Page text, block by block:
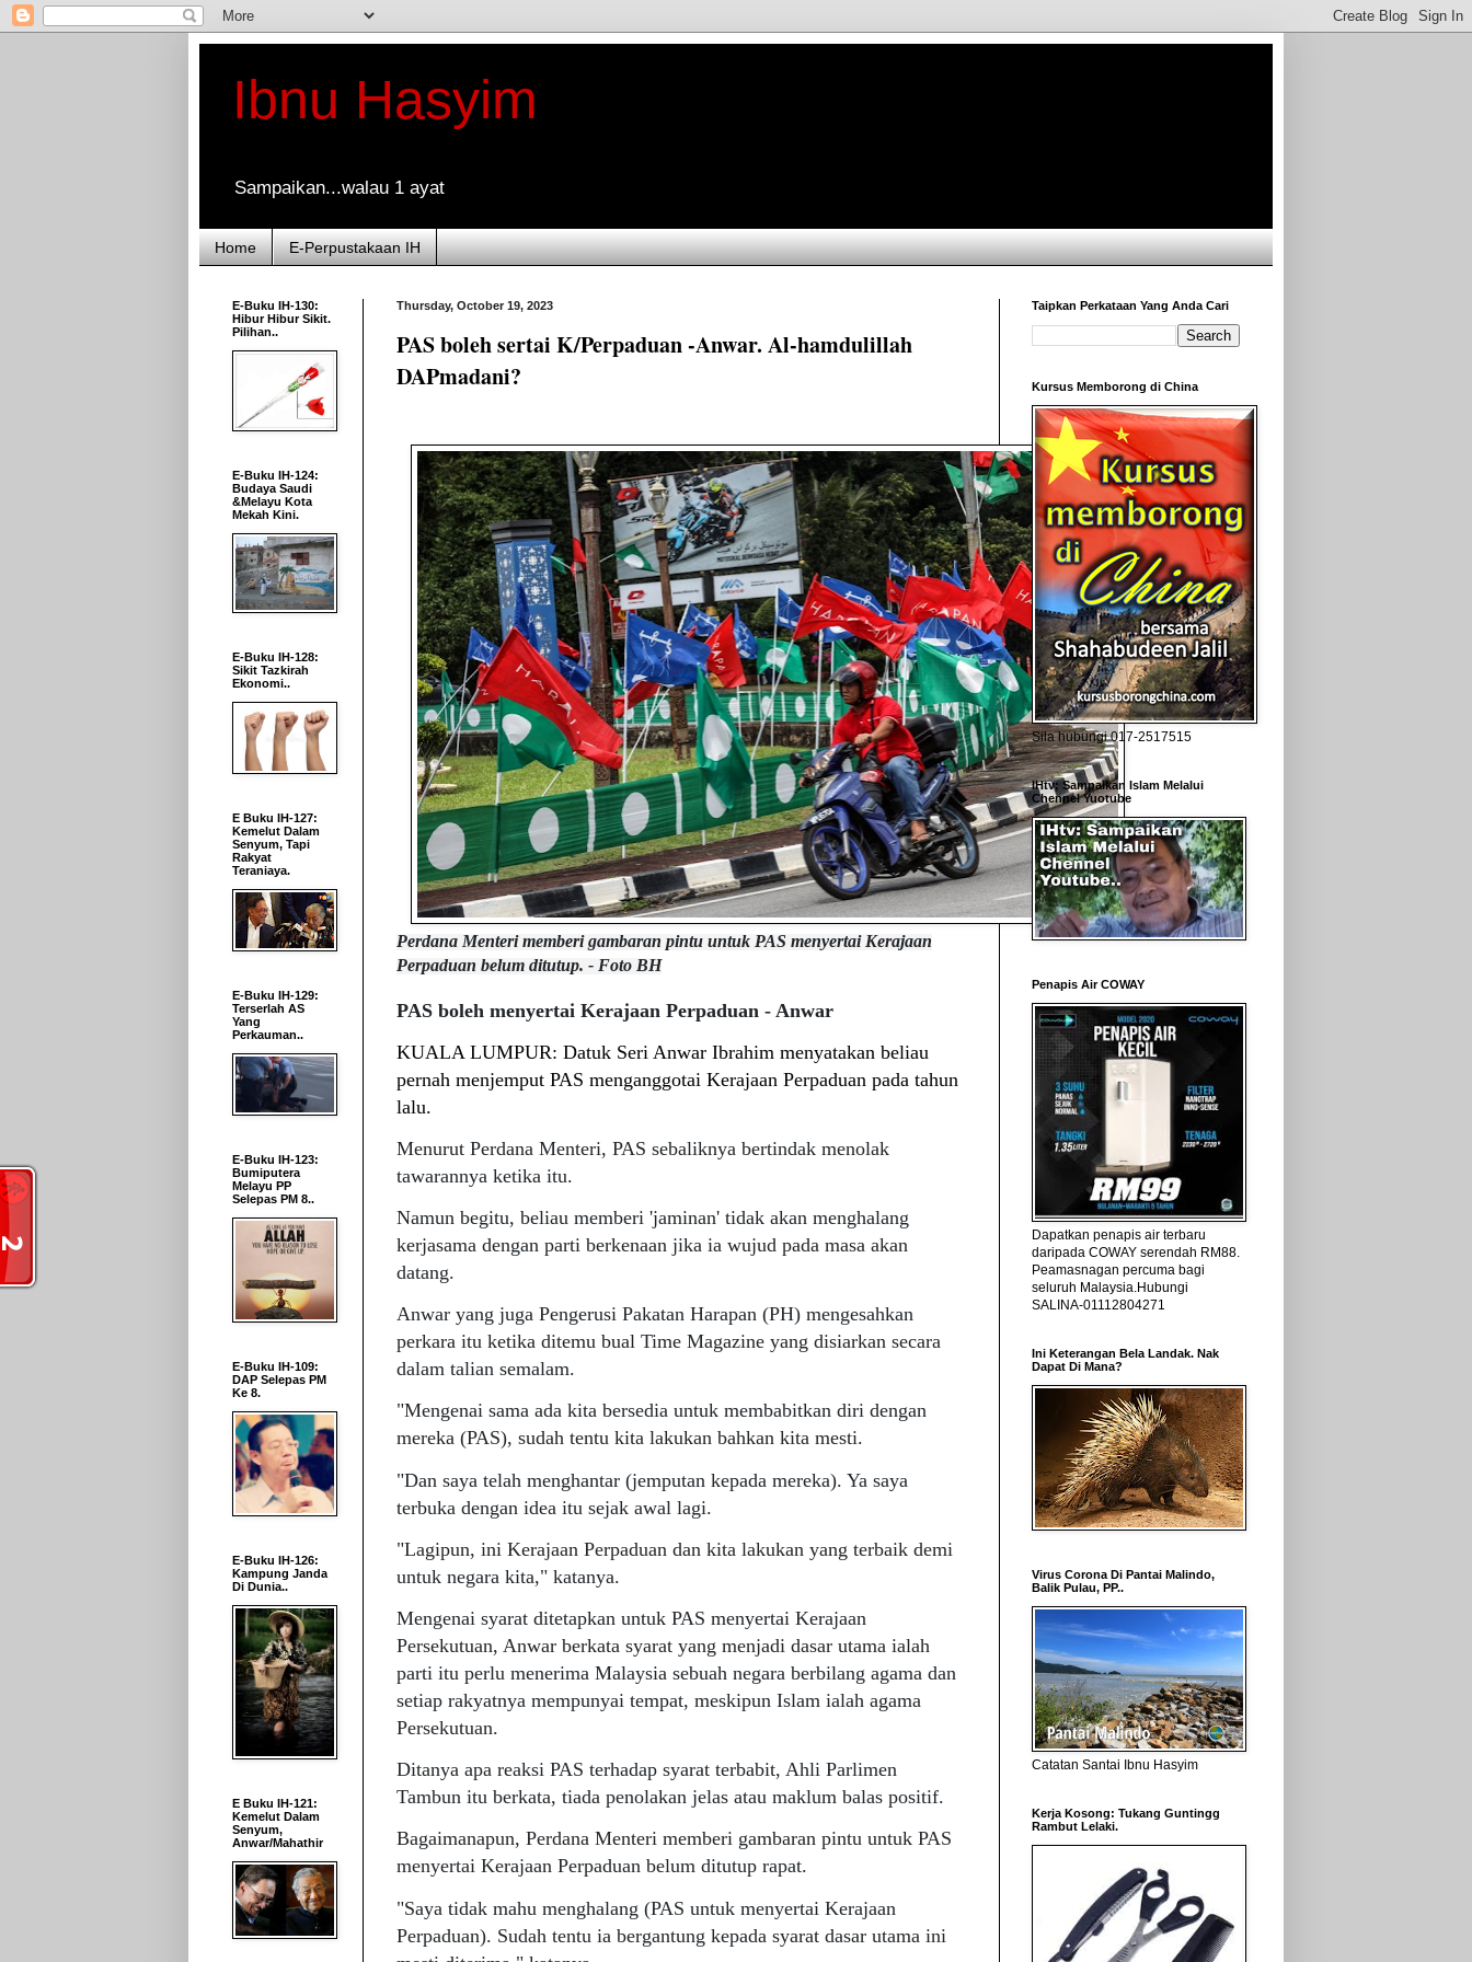
Ibnu Hasyim
Sampaikan...walau 1 ayat
Home E-Perpustakaan IH
Thursday, October 19, 2023
PAS boleh sertai K/Perpaduan -Anwar. Al-hamdulillah
DAPmadani?
Perdana Menteri memberi gambaran pintu untuk PAS menyertai Kerajaan
Perpaduan belum ditutup. - Foto BH
PAS boleh menyertai Kerajaan Perpaduan - Anwar
KUALA LUMPUR: Datuk Seri Anwar Ibrahim menyatakan beliau
pernah menjemput PAS menganggotai Kerajaan Perpaduan pada tahun
lalu.
Menurut Perdana Menteri, PAS sebaliknya bertindak menolak
tawarannya ketika itu.
Namun begitu, beliau memberi 'jaminan' tidak akan menghalang
kerjasama dengan parti berkenaan jika ia wujud pada masa akan
datang.
Anwar yang juga Pengerusi Pakatan Harapan (PH) mengesahkan
perkara itu ketika ditemu bual Time Magazine yang disiarkan secara
dalam talian semalam.
"Mengenai sama ada kita bersedia untuk membabitkan diri dengan
mereka (PAS), sudah tentu kita lakukan bahkan kita mesti.
"Dan saya telah menghantar (jemputan kepada mereka). Ya saya
terbuka dengan idea itu sejak awal lagi.
"Lagipun, ini Kerajaan Perpaduan dan kita lakukan yang terbaik demi
untuk negara kita," katanya.
Mengenai syarat ditetapkan untuk PAS menyertai Kerajaan
Persekutuan, Anwar berkata syarat yang menjadi dasar utama ialah
parti itu perlu menerima Malaysia sebuah negara berbilang agama dan
setiap rakyatnya mempunyai tempat, meskipun Islam ialah agama
Persekutuan.
Ditanya apa reaksi PAS terhadap syarat terbabit, Ahli Parlimen
Tambun itu berkata, tiada penolakan jelas atau maklum balas positif.
Bagaimanapun, Perdana Menteri memberi gambaran pintu untuk PAS
menyertai Kerajaan Perpaduan belum ditutup rapat.
"Saya tidak mahu menghalang (PAS untuk menyertai Kerajaan
Perpaduan). Sudah tentu ia bergantung kepada syarat dasar utama ini
E-Buku IH-130:
Hibur Hibur Sikit.
Pilihan..
E-Buku IH-124:
Budaya Saudi
&Melayu Kota
Mekah Kini.
E-Buku IH-128:
Sikit Tazkirah
Ekonomi..
E Buku IH-127:
Kemelut Dalam
Senyum, Tapi
Rakyat
Teraniaya.
E-Buku IH-129:
Terserlah AS
Yang
Perkauman..
E-Buku IH-123:
Bumiputera
Melayu PP
Selepas PM 8..
E-Buku IH-109:
DAP Selepas PM
Ke 8.
E-Buku IH-126:
Kampung Janda
Di Dunia..
E Buku IH-121:
Kemelut Dalam
Senyum,
Anwar/Mahathir
Taipkan Perkataan Yang Anda Cari
Kursus Memborong di China
Sila hubungi 017-2517515
IHtv; Sampaikan Islam Melalui
Chennel Yuotube
Penapis Air COWAY
Dapatkan penapis air terbaru
daripada COWAY serendah RM88.
Peamasnagan percuma bagi
seluruh Malaysia.Hubungi
SALINA-01112804271
Ini Keterangan Bela Landak. Nak
Dapat Di Mana?
Virus Corona Di Pantai Malindo,
Balik Pulau, PP..
Catatan Santai Ibnu Hasyim
Kerja Kosong: Tukang Guntingg
Rambut Lelaki.